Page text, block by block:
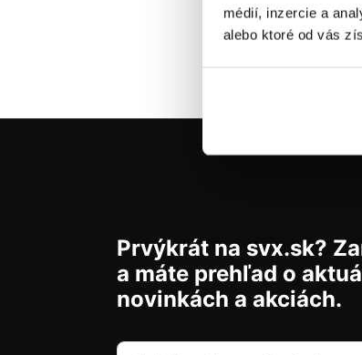
médií, inzercie a
alebo ktoré od vás
Prvýkrát na svx.sk?
a máte prehľad o
novinkách a akciách.